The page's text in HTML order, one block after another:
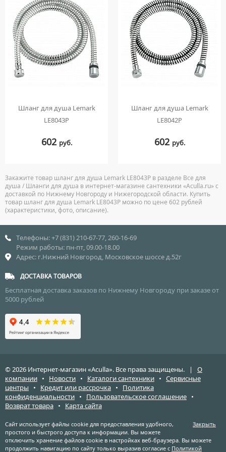
Шланг для душа Lemark
LE8043P
602 руб.
Шланг для душа Lemark
LE8042P
602 руб.
Закажите товар шланг для душа Lemark LE8043P в разделе Все для
душа / Шланги для душа в интернет-магазине сантехники «Aculla.ru» с
доставкой по Нижнему Новгороду и Нижегородской области. Купить
товар шланг для душа Lemark LE8043P можно по цене 602 рублей
(характеристики, фото, описание).
Телефоны: +7 (831) 210-67-77, 260-16-69
Режим работы: пн-пт, 09.00-18.00
Адрес: г.Нижний Новгород, Московское шоссе д.52г
ДОСТАВКА ТОВАРОВ
Бесплатная доставка заказов по Нижнему Новгороду при заказе от
5000 рублей
© 2026 Интернет-магазин «Aculla». Все права защищены. | О
компании • Новости • Каталоги сантехники • Сервисные
центры • Кредит или рассрочка • Политика
конфиденциальности • Пользовательское соглашение •
Возврат товара • Карта сайта
Закрыть
Сайт использует файлы cookie для предоставления удобного,
простого и быстрого доступа к информации. Вы можете
отключить хранение файлов cookie в настройках веб-браузера. Вы можете
продолжить навигацию по сайту только выразив согласие с Политикой